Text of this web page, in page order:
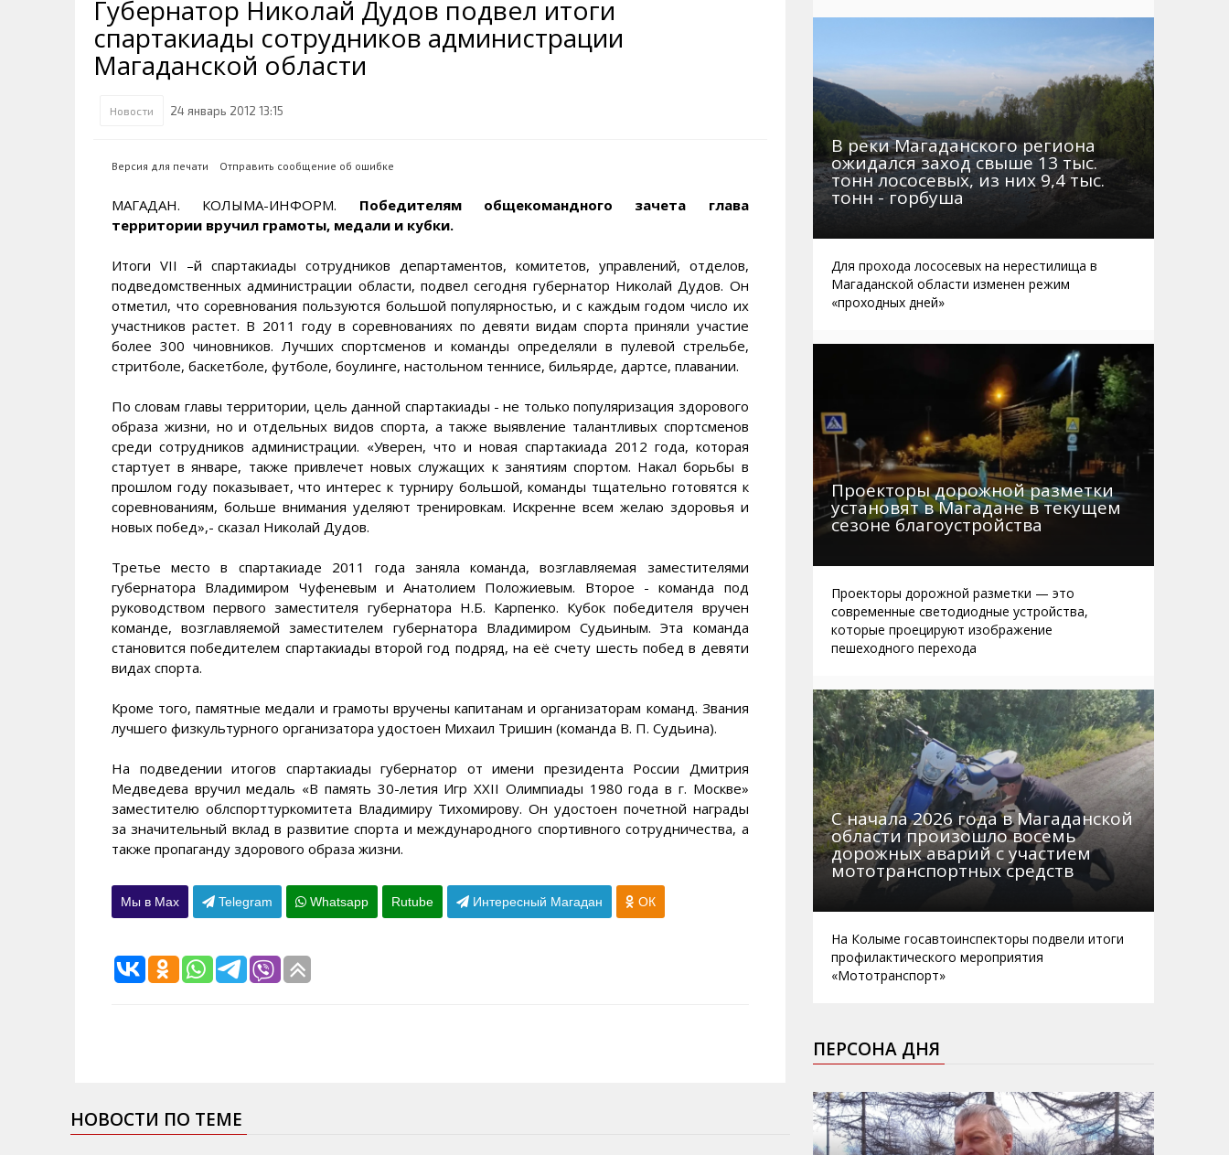
Транспортная инфраструктура
Их надо знать. Галерея славы
Колымы
Магадана и области
Интерактивная карта
Песни о Колыме
Автобусы Магадан – Аэропорт
Таблица приливов отливов
Губернатор
Наркоте нет
Аэропорт Магадан
Полицейских не бить
Аварии ДТП
Кванториум
Визит
Алименты
Не мусорить
Браконьеры
Губернатор Николай Дудов подвел итоги
спартакиады сотрудников администрации
Магаданской области
Новости 24 январь 2012 13:15
Версия для печати Отправить сообщение об ошибке
МАГАДАН. КОЛЫМА-ИНФОРМ. Победителям общекомандного зачета глава
территории вручил грамоты, медали и кубки.
Итоги VII –й спартакиады сотрудников департаментов, комитетов, управлений, отделов,
подведомственных администрации области, подвел сегодня губернатор Николай Дудов. Он
отметил, что соревнования пользуются большой популярностью, и с каждым годом число их
участников растет. В 2011 году в соревнованиях по девяти видам спорта приняли участие
более 300 чиновников. Лучших спортсменов и команды определяли в пулевой стрельбе,
стритболе, баскетболе, футболе, боулинге, настольном теннисе, бильярде, дартсе, плавании.
По словам главы территории, цель данной спартакиады - не только популяризация здорового
образа жизни, но и отдельных видов спорта, а также выявление талантливых спортсменов
среди сотрудников администрации. «Уверен, что и новая спартакиада 2012 года, которая
стартует в январе, также привлечет новых служащих к занятиям спортом. Накал борьбы в
прошлом году показывает, что интерес к турниру большой, команды тщательно готовятся к
соревнованиям, больше внимания уделяют тренировкам. Искренне всем желаю здоровья и
новых побед»,- сказал Николай Дудов.
Третье место в спартакиаде 2011 года заняла команда, возглавляемая заместителями
губернатора Владимиром Чуфеневым и Анатолием Положиевым. Второе - команда под
руководством первого заместителя губернатора Н.Б. Карпенко. Кубок победителя вручен
команде, возглавляемой заместителем губернатора Владимиром Судьиным. Эта команда
становится победителем спартакиады второй год подряд, на её счету шесть побед в девяти
видах спорта.
Кроме того, памятные медали и грамоты вручены капитанам и организаторам команд. Звания
лучшего физкультурного организатора удостоен Михаил Тришин (команда В. П. Судьина).
На подведении итогов спартакиады губернатор от имени президента России Дмитрия
Медведева вручил медаль «В память 30-летия Игр XXII Олимпиады 1980 года в г. Москве»
заместителю облспорттуркомитета Владимиру Тихомирову. Он удостоен почетной награды
за значительный вклад в развитие спорта и международного спортивного сотрудничества, а
также пропаганду здорового образа жизни.
Мы в Max Telegram Whatsapp Rutube Интересный Магадан ОК
НОВОСТИ ПО ТЕМЕ
В реки Магаданского региона
ожидался заход свыше 13 тыс.
тонн лососевых, из них 9,4 тыс.
тонн - горбуша
Для прохода лососевых на нерестилища в
Магаданской области изменен режим
«проходных дней»
Проекторы дорожной разметки
установят в Магадане в текущем
сезоне благоустройства
Проекторы дорожной разметки — это
современные светодиодные устройства,
которые проецируют изображение
пешеходного перехода
С начала 2026 года в Магаданской
области произошло восемь
дорожных аварий с участием
мототранспортных средств
На Колыме госавтоинспекторы подвели итоги
профилактического мероприятия
«Мототранспорт»
ПЕРСОНА ДНЯ